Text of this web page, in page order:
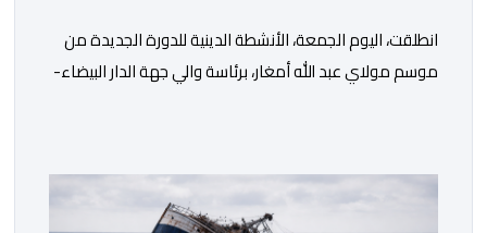
انطلقت، اليوم الجمعة، الأنشطة الدينية للدورة الجديدة من
موسم مولاي عبد الله أمغار، برئاسة والي جهة الدار البيضاء-
المحلي للجديدة، وذلك بحضور شخصيات مدنية وعسكرية
ودينية. وجرت مراسيم افتتاح فعاليات الموسم بالخيمة